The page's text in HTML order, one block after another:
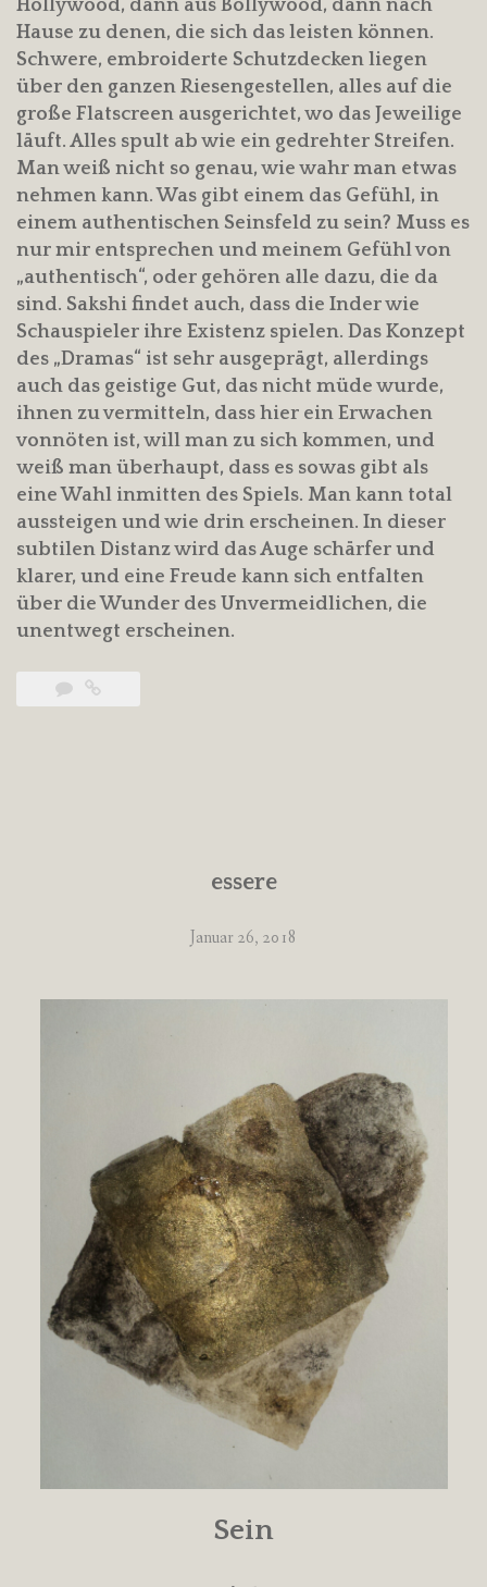
Hollywood, dann aus Bollywood, dann nach
Hause zu denen, die sich das leisten können.
Schwere, embroiderte Schutzdecken liegen
über den ganzen Riesengestellen, alles auf die
große Flatscreen ausgerichtet, wo das Jeweilige
läuft. Alles spult ab wie ein gedrehter Streifen.
Man weiß nicht so genau, wie wahr man etwas
nehmen kann. Was gibt einem das Gefühl, in
einem authentischen Seinsfeld zu sein? Muss es
nur mir entsprechen und meinem Gefühl von
„authentisch“, oder gehören alle dazu, die da
sind. Sakshi findet auch, dass die Inder wie
Schauspieler ihre Existenz spielen. Das Konzept
des „Dramas“ ist sehr ausgeprägt, allerdings
auch das geistige Gut, das nicht müde wurde,
ihnen zu vermitteln, dass hier ein Erwachen
vonnöten ist, will man zu sich kommen, und
weiß man überhaupt, dass es sowas gibt als
eine Wahl inmitten des Spiels. Man kann total
aussteigen und wie drin erscheinen. In dieser
subtilen Distanz wird das Auge schärfer und
klarer, und eine Freude kann sich entfalten
über die Wunder des Unvermeidlichen, die
unentwegt erscheinen.
essere
Januar 26, 2018
Sein